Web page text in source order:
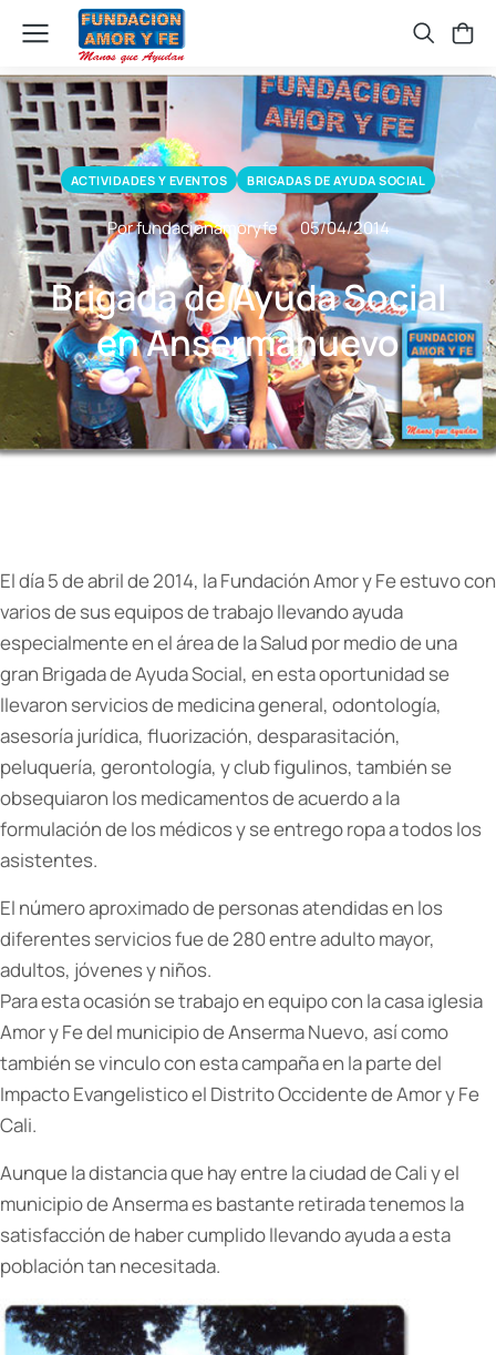
ACTIVIDADES Y EVENTOS BRIGADAS DE AYUDA SOCIAL
Por fundacionamoryfe 05/04/2014
Brigada de Ayuda Social
en Ansermanuevo
El día 5 de abril de 2014, la Fundación Amor y Fe estuvo con
varios de sus equipos de trabajo llevando ayuda
especialmente en el área de la Salud por medio de una
gran Brigada de Ayuda Social, en esta oportunidad se
llevaron servicios de medicina general, odontología,
asesoría jurídica, fluorización, desparasitación,
peluquería, gerontología, y club figulinos, también se
obsequiaron los medicamentos de acuerdo a la
formulación de los médicos y se entrego ropa a todos los
asistentes.
El número aproximado de personas atendidas en los
diferentes servicios fue de 280 entre adulto mayor,
adultos, jóvenes y niños.
Para esta ocasión se trabajo en equipo con la casa iglesia
Amor y Fe del municipio de Anserma Nuevo, así como
también se vinculo con esta campaña en la parte del
Impacto Evangelistico el Distrito Occidente de Amor y Fe
Cali.
Aunque la distancia que hay entre la ciudad de Cali y el
municipio de Anserma es bastante retirada tenemos la
satisfacción de haber cumplido llevando ayuda a esta
población tan necesitada.